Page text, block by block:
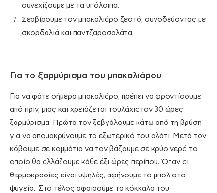
συνεχίζουμε με τα υπόλοιπα.
Σερβίρουμε τον μπακαλιάρο ζεστό, συνοδεύοντας με
σκορδαλιά και παντζαροσαλάτα.
Για το ξαρμύρισμα του μπακαλιάρου
Για να φάτε σήμερα μπακαλιάρο, πρέπει να φροντίσουμε
από πριν, μιας και χρειάζεται τουλάχιστον 30 ώρες
ξαρμύρισμα. Πρώτα τον ξεβγάλουμε κάτω από τη βρύση
για να απομακρύνουμε το εξωτερικό του αλάτι. Μετά τον
κόβουμε σε κομμάτια να τον βάζουμε σε κρύο νερό το
οποίο θα αλλάζουμε κάθε έξι ώρες περίπου. Όταν οι
θερμοκρασίες είναι υψηλές, αφήνουμε το μπολ στο
ψυγείο. Στο τέλος αφαιρούμε τα κόκκαλα του